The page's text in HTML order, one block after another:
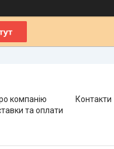
компанію
Контакти
та оплати